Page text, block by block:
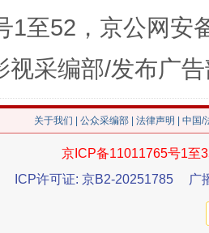
今
1至52，京公网安
视采编部/发布广
关于我们 公众采编部 法律声明 | 中国
京ICP备11011765号1至
ICP许可证: 京B2-20251785
广